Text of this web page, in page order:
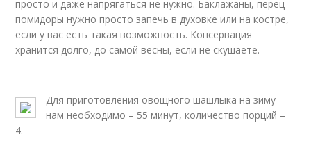
просто и даже напрягаться не нужно. Баклажаны, перец
помидоры нужно просто запечь в духовке или на костре,
если у вас есть такая возможность. Консервация
хранится долго, до самой весны, если не скушаете.
Для приготовления овощного шашлыка на зиму
нам необходимо – 55 минут, количество порций –
4.